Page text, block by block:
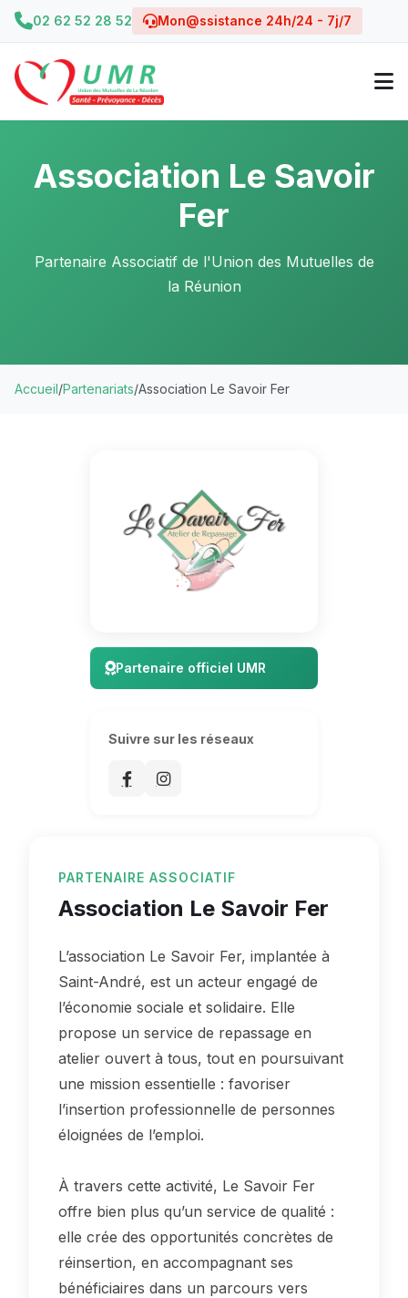
02 62 52 28 52 Mon@ssistance 24h/24 - 7j/7
Association Le Savoir
Fer
Partenaire Associatif de l'Union des Mutuelles de
la Réunion
Accueil/Partenariats/Association Le Savoir Fer
Partenaire officiel UMR
Suivre sur les réseaux
PARTENAIRE ASSOCIATIF
Association Le Savoir Fer
L’association Le Savoir Fer, implantée à
Saint-André, est un acteur engagé de
l’économie sociale et solidaire. Elle
propose un service de repassage en
atelier ouvert à tous, tout en poursuivant
une mission essentielle : favoriser
l’insertion professionnelle de personnes
éloignées de l’emploi.
À travers cette activité, Le Savoir Fer
offre bien plus qu’un service de qualité :
elle crée des opportunités concrètes de
réinsertion, en accompagnant ses
bénéficiaires dans un parcours vers